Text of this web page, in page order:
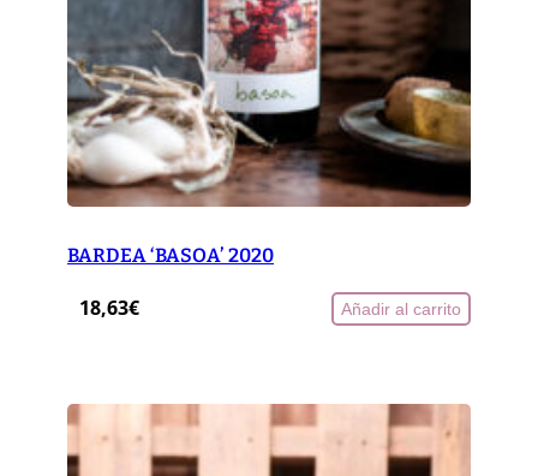
BARDEA ‘BASOA’ 2020
18,63€ Añadir al carrito